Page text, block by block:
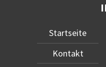
Startseite
Kontakt